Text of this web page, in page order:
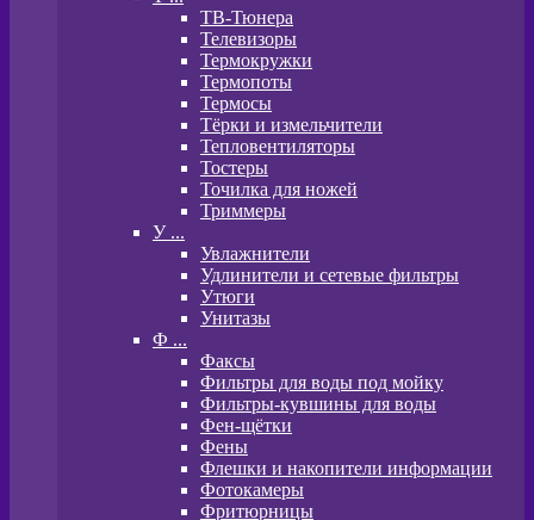
ТВ-Тюнера
Телевизоры
Термокружки
Термопоты
Термосы
Тёрки и измельчители
Тепловентиляторы
Тостеры
Точилка для ножей
Триммеры
У ...
Увлажнители
Удлинители и сетевые фильтры
Утюги
Унитазы
Ф ...
Факсы
Фильтры для воды под мойку
Фильтры-кувшины для воды
Фен-щётки
Фены
Флешки и накопители информации
Фотокамеры
Фритюрницы